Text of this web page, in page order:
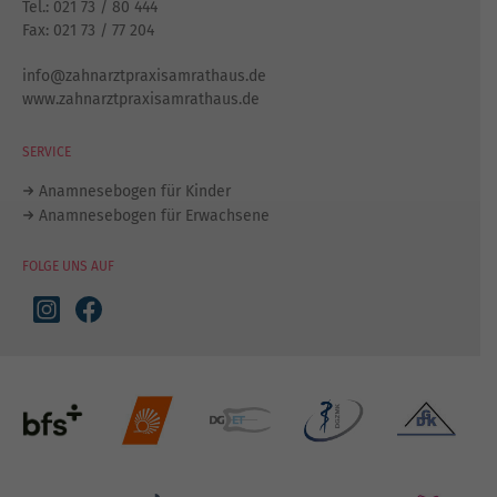
Tel.: 021 73 / 80 444
Fax: 021 73 / 77 204
info@zahnarztpraxisamrathaus.de
www.zahnarztpraxisamrathaus.de
SERVICE
Anamnesebogen für Kinder
Anamnesebogen für Erwachsene
FOLGE UNS AUF